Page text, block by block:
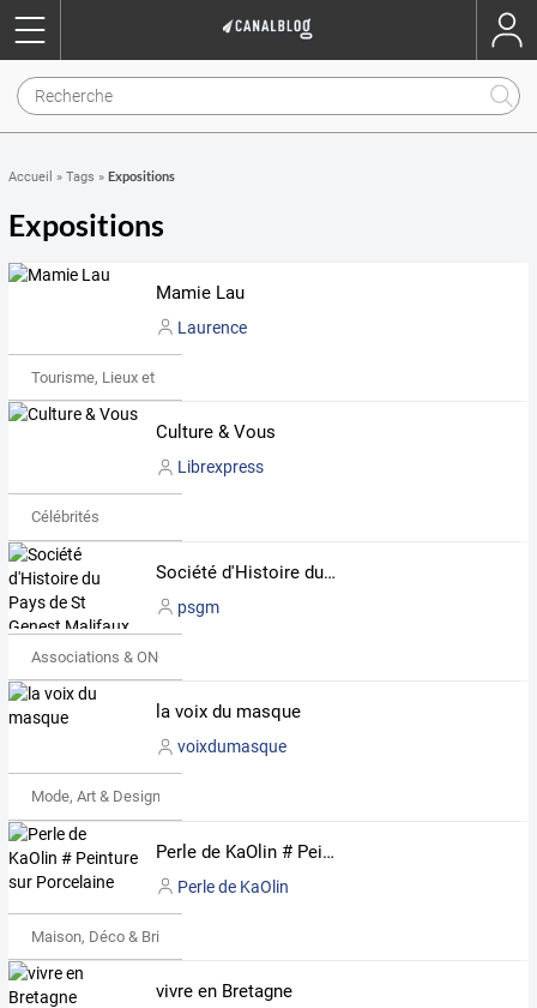
Accueil » Tags » Expositions
Expositions
Mamie Lau
Laurence
Tourisme, Lieux et Événements
Culture & Vous
Librexpress
Célébrités
Société d'Histoire du Pays de St Genest Malifaux
psgm
Associations & ONG
la voix du masque
voixdumasque
Mode, Art & Design
Perle de KaOlin # Peinture sur Porcelaine
Perle de KaOlin
Maison, Déco & Bricolage
vivre en Bretagne